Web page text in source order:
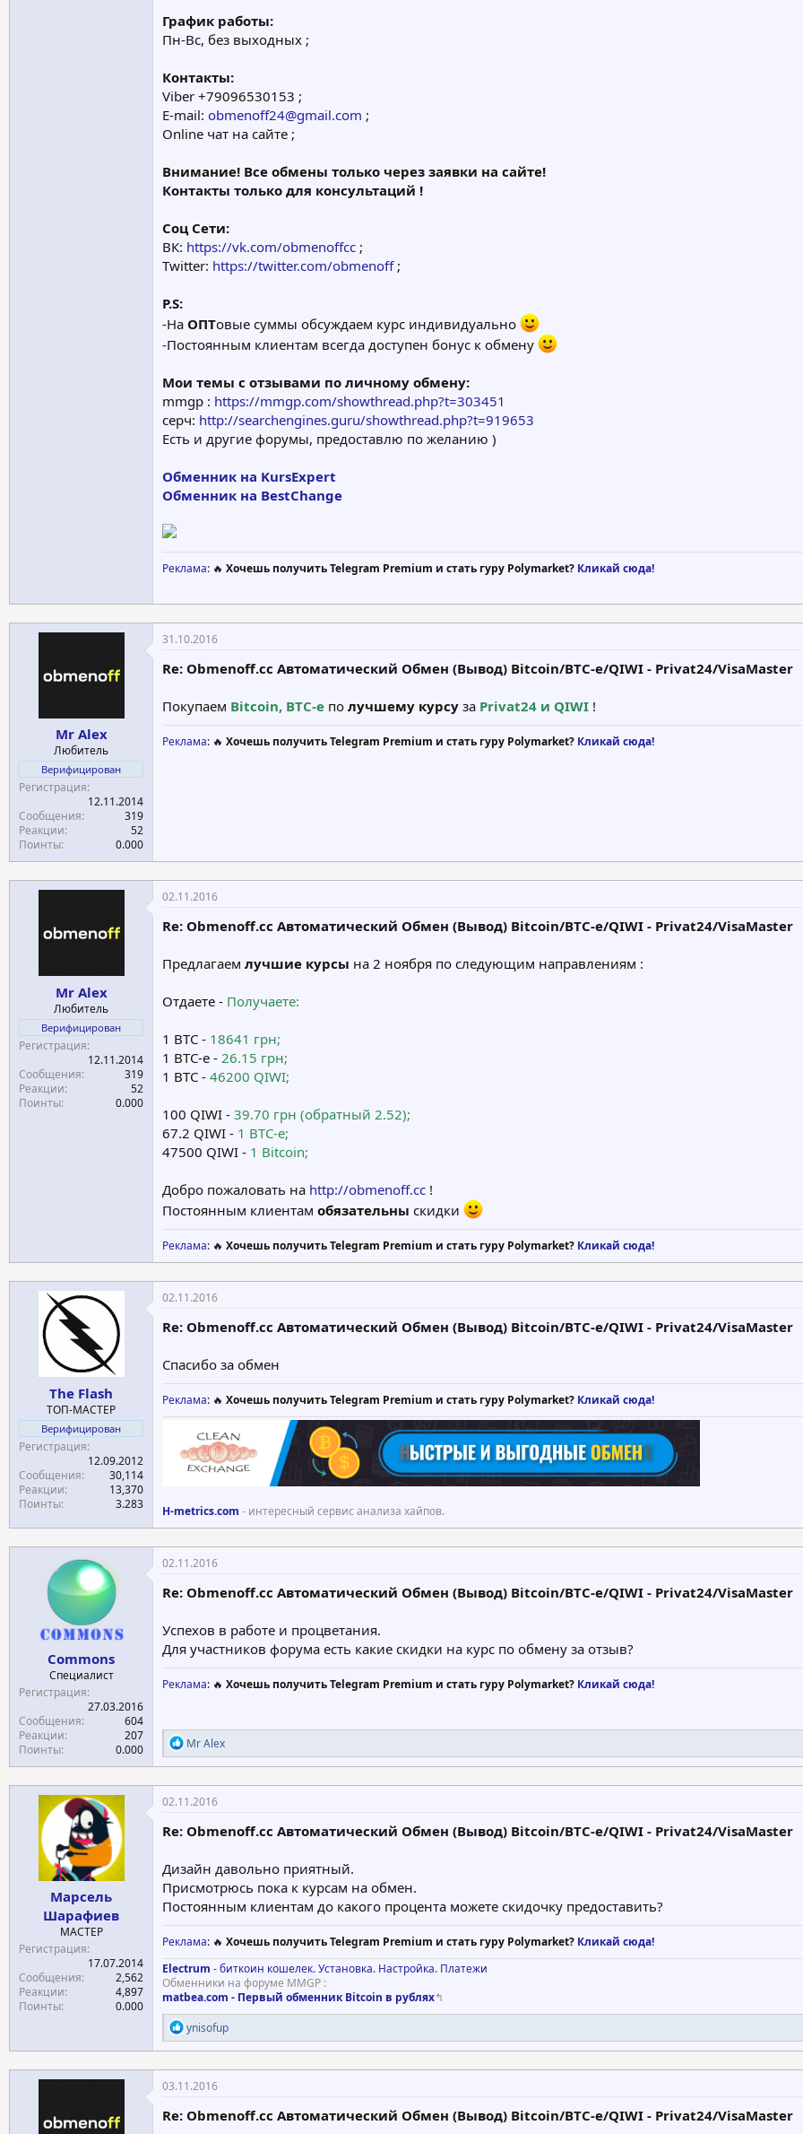
График работы:
Пн-Вс, без выходных ;
Контакты:
Viber +79096530153 ;
E-mail: obmenoff24@gmail.com ;
Online чат на сайте ;
Внимание! Все обмены только через заявки на сайте!
Контакты только для консультаций !
Соц Сети:
ВК: https://vk.com/obmenoffcc ;
Twitter: https://twitter.com/obmenoff;
P.S:
-На ОПТовые суммы обсуждаем курс индивидуально
-Постоянным клиентам всегда доступен бонус к обмену
Мои темы с отзывами по личному обмену:
mmgp : https://mmgp.com/showthread.php?t=303451
серч: http://searchengines.guru/showthread.php?t=919653
Есть и другие форумы, предоставлю по желанию )
Обменник на KursExpert
Обменник на BestChange
Реклама: 🔥 Хочешь получить Telegram Premium и стать гуру Polymarket? Кликай сюда!
Mr Alex
Любитель
Верифицирован
Регистрация
12.11.2014
Сообщения
319
Реакции
52
Поинты
0.000
31.10.2016
Re: Obmenoff.cc Автоматический Обмен (Вывод) Bitcoin/BTC-e/QIWI - Privat24/VisaMaster
Покупаем Bitcoin, BTC-e по лучшему курсу за Privat24 и QIWI !
Реклама: 🔥 Хочешь получить Telegram Premium и стать гуру Polymarket? Кликай сюда!
Mr Alex
Любитель
Верифицирован
Регистрация
12.11.2014
Сообщения
319
Реакции
52
Поинты
0.000
02.11.2016
Re: Obmenoff.cc Автоматический Обмен (Вывод) Bitcoin/BTC-e/QIWI - Privat24/VisaMaster
Предлагаем лучшие курсы на 2 ноября по следующим направлениям :
Отдаете - Получаете:
1 BTC - 18641 грн;
1 BTC-e - 26.15 грн;
1 BTC - 46200 QIWI;
100 QIWI - 39.70 грн (обратный 2.52);
67.2 QIWI - 1 BTC-e;
47500 QIWI - 1 Bitcoin;
Добро пожаловать на http://obmenoff.cc !
Постоянным клиентам обязательны скидки
Реклама: 🔥 Хочешь получить Telegram Premium и стать гуру Polymarket? Кликай сюда!
The Flash
ТОП-МАСТЕР
Верифицирован
Регистрация
12.09.2012
Сообщения
30,114
Реакции
13,370
Поинты
3.283
02.11.2016
Re: Obmenoff.cc Автоматический Обмен (Вывод) Bitcoin/BTC-e/QIWI - Privat24/VisaMaster
Спасибо за обмен
Реклама: 🔥 Хочешь получить Telegram Premium и стать гуру Polymarket? Кликай сюда!
H-metrics.com - интересный сервис анализа хайпов.
Commons
Специалист
Регистрация
27.03.2016
Сообщения
604
Реакции
207
Поинты
0.000
02.11.2016
Re: Obmenoff.cc Автоматический Обмен (Вывод) Bitcoin/BTC-e/QIWI - Privat24/VisaMaster
Успехов в работе и процветания.
Для участников форума есть какие скидки на курс по обмену за отзыв?
Реклама: 🔥 Хочешь получить Telegram Premium и стать гуру Polymarket? Кликай сюда!
Р
е
а
к
ц
и
и
Mr Alex
Марсель
Шарафиев
МАСТЕР
Регистрация
17.07.2014
Сообщения
2,562
Реакции
4,897
Поинты
0.000
02.11.2016
Re: Obmenoff.cc Автоматический Обмен (Вывод) Bitcoin/BTC-e/QIWI - Privat24/VisaMaster
Дизайн давольно приятный.
Присмотрюсь пока к курсам на обмен.
Постоянным клиентам до какого процента можете скидочку предоставить?
Реклама: 🔥 Хочешь получить Telegram Premium и стать гуру Polymarket? Кликай сюда!
Electrum - биткоин кошелек. Установка. Настройка. Платежи
Обменники на форуме MMGP :
matbea.com - Первый обменник Bitcoin в рублях↰
Р
е
а
к
ц
и
и
ynisofup
03.11.2016
Re: Obmenoff.cc Автоматический Обмен (Вывод) Bitcoin/BTC-e/QIWI - Privat24/VisaMaster